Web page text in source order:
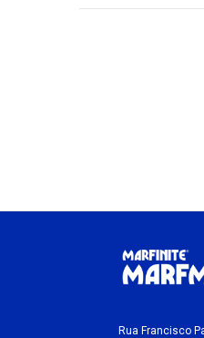
Rua Francisco